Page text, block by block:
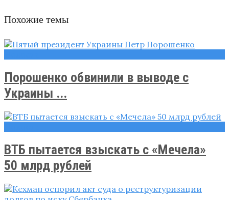
Похожие темы
Порошенко обвинили в выводе с
Украины ...
ВТБ пытается взыскать с «Мечела»
50 млрд рублей